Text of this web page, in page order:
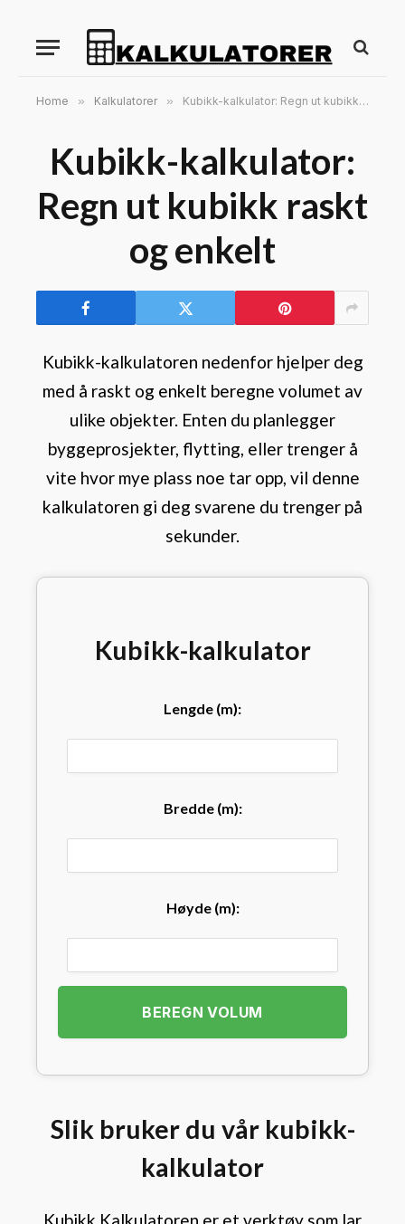
Home » Kalkulatorer » Kubikk-kalkulator: Regn ut kubikk raskt og enkelt
Kubikk-kalkulator:
Regn ut kubikk raskt
og enkelt
Kubikk-kalkulatoren nedenfor hjelper deg
med å raskt og enkelt beregne volumet av
ulike objekter. Enten du planlegger
byggeprosjekter, flytting, eller trenger å
vite hvor mye plass noe tar opp, vil denne
kalkulatoren gi deg svarene du trenger på
sekunder.
Kubikk-kalkulator
Lengde (m):
Bredde (m):
Høyde (m):
BEREGN VOLUM
Slik bruker du vår kubikk-
kalkulator
Kubikk Kalkulatoren er et verktøy som lar